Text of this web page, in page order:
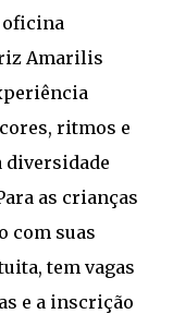
oficina
Amarilis
ritmos e
diversidade
as crianças
com suas
tem vagas
e a inscrição